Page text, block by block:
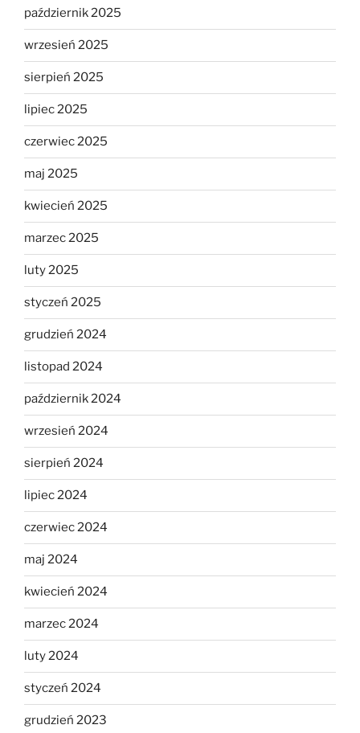
październik 2025
wrzesień 2025
sierpień 2025
lipiec 2025
czerwiec 2025
maj 2025
kwiecień 2025
marzec 2025
luty 2025
styczeń 2025
grudzień 2024
listopad 2024
październik 2024
wrzesień 2024
sierpień 2024
lipiec 2024
czerwiec 2024
maj 2024
kwiecień 2024
marzec 2024
luty 2024
styczeń 2024
grudzień 2023